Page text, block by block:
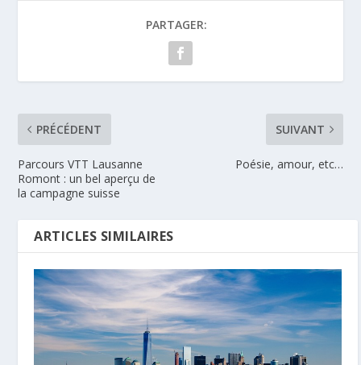
PARTAGER:
PRÉCÉDENT
Parcours VTT Lausanne
Romont : un bel aperçu de
la campagne suisse
SUIVANT
Poésie, amour, etc…
ARTICLES SIMILAIRES